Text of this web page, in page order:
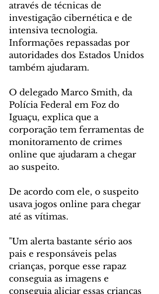
através de técnicas de
investigação cibernética e de
intensiva tecnologia.
Informações repassadas por
autoridades dos Estados Unidos
também ajudaram.
O delegado Marco Smith, da
Polícia Federal em Foz do
Iguaçu, explica que a
corporação tem ferramentas de
monitoramento de crimes
online que ajudaram a chegar
ao suspeito.
De acordo com ele, o suspeito
usava jogos online para chegar
até as vítimas.
"Um alerta bastante sério aos
pais e responsáveis pelas
crianças, porque esse rapaz
conseguia as imagens e
conseguia aliciar essas crianças